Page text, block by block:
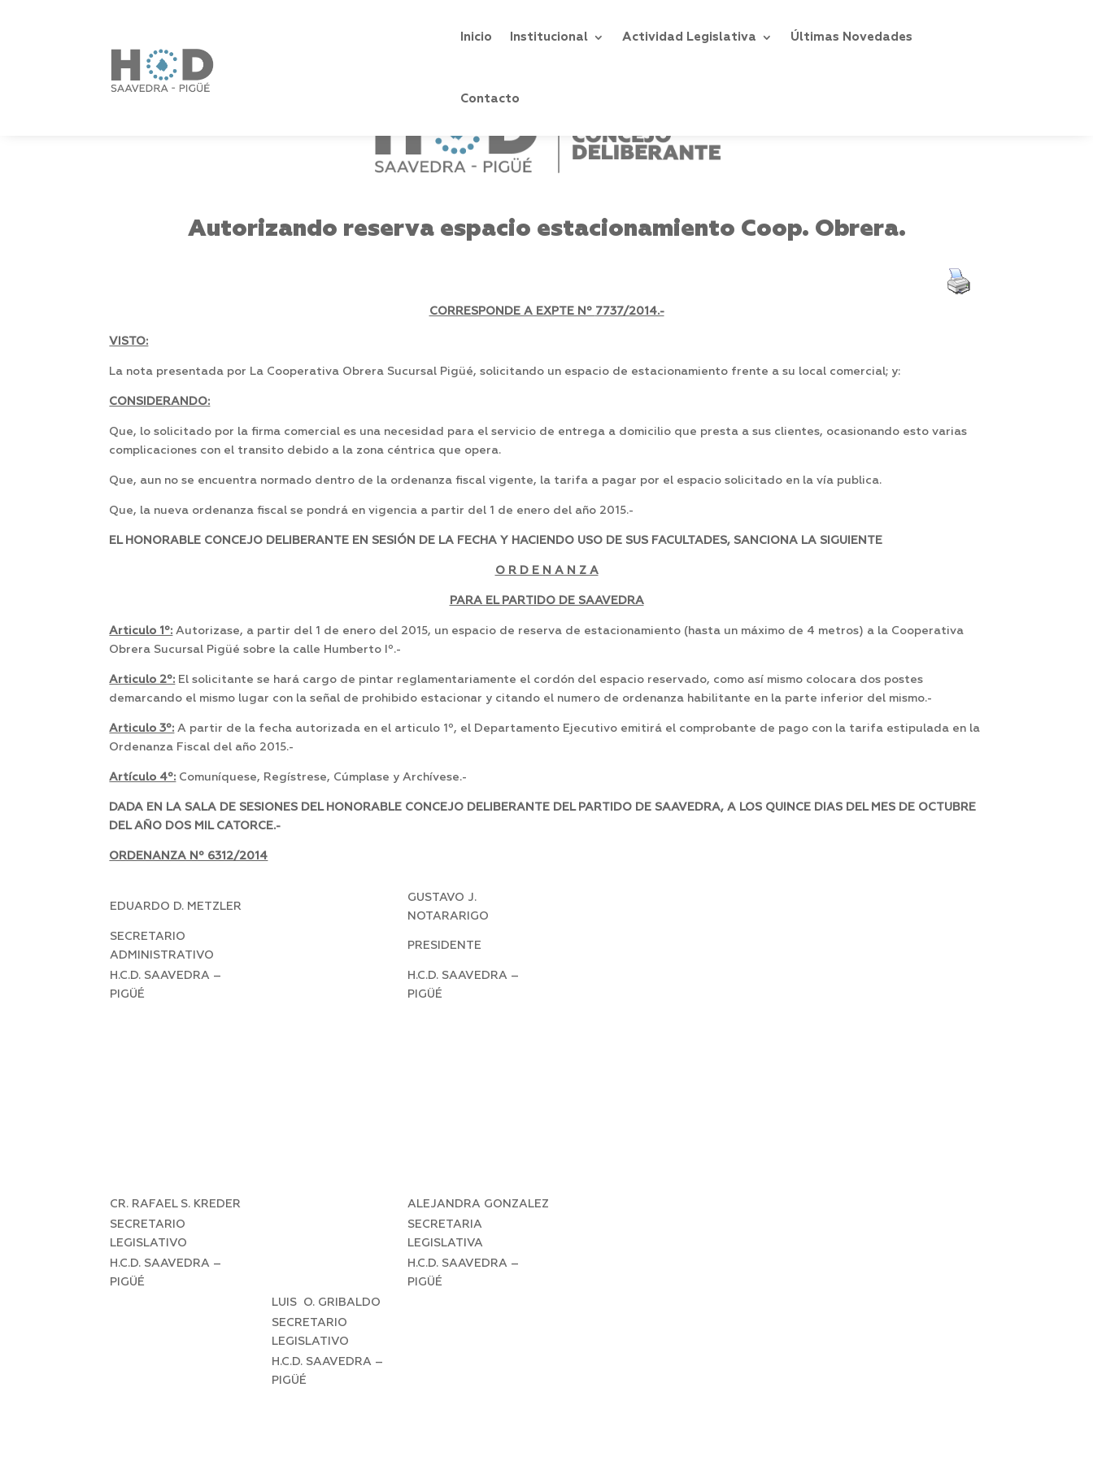
Inicio Institucional Actividad Legislativa Últimas Novedades
Contacto
Autorizando reserva espacio estacionamiento Coop. Obrera.
CORRESPONDE A EXPTE Nº 7737/2014.-
VISTO:
La nota presentada por La Cooperativa Obrera Sucursal Pigüé, solicitando un espacio de estacionamiento frente a su local comercial; y:
CONSIDERANDO:
Que, lo solicitado por la firma comercial es una necesidad para el servicio de entrega a domicilio que presta a sus clientes, ocasionando esto varias
complicaciones con el transito debido a la zona céntrica que opera.
Que, aun no se encuentra normado dentro de la ordenanza fiscal vigente, la tarifa a pagar por el espacio solicitado en la vía publica.
Que, la nueva ordenanza fiscal se pondrá en vigencia a partir del 1 de enero del año 2015.-
EL HONORABLE CONCEJO DELIBERANTE EN SESIÓN DE LA FECHA Y HACIENDO USO DE SUS FACULTADES, SANCIONA LA SIGUIENTE
O R D E N A N Z A
PARA EL PARTIDO DE SAAVEDRA
Articulo 1º: Autorizase, a partir del 1 de enero del 2015, un espacio de reserva de estacionamiento (hasta un máximo de 4 metros) a la Cooperativa
Obrera Sucursal Pigüé sobre la calle Humberto Iº.-
Articulo 2º: El solicitante se hará cargo de pintar reglamentariamente el cordón del espacio reservado, como así mismo colocara dos postes
demarcando el mismo lugar con la señal de prohibido estacionar y citando el numero de ordenanza habilitante en la parte inferior del mismo.-
Articulo 3º: A partir de la fecha autorizada en el articulo 1º, el Departamento Ejecutivo emitirá el comprobante de pago con la tarifa estipulada en la
Ordenanza Fiscal del año 2015.-
Artículo 4º: Comuníquese, Regístrese, Cúmplase y Archívese.-
DADA EN LA SALA DE SESIONES DEL HONORABLE CONCEJO DELIBERANTE DEL PARTIDO DE SAAVEDRA, A LOS QUINCE DIAS DEL MES DE OCTUBRE
DEL AÑO DOS MIL CATORCE.-
ORDENANZA Nº 6312/2014
EDUARDO D. METZLER
GUSTAVO J.
NOTARARIGO
SECRETARIO
ADMINISTRATIVO
PRESIDENTE
H.C.D. SAAVEDRA –
PIGÜÉ
H.C.D. SAAVEDRA –
PIGÜÉ
CR. RAFAEL S. KREDER
ALEJANDRA GONZALEZ
SECRETARIO
LEGISLATIVO
SECRETARIA
LEGISLATIVA
H.C.D. SAAVEDRA –
PIGÜÉ
H.C.D. SAAVEDRA –
PIGÜÉ
LUIS O. GRIBALDO
SECRETARIO
LEGISLATIVO
H.C.D. SAAVEDRA –
PIGÜÉ